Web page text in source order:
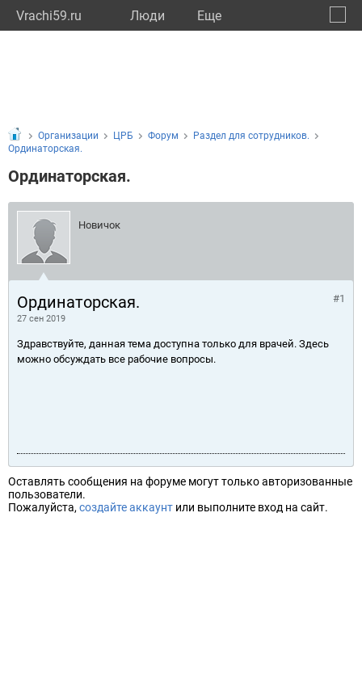
Vrachi59.ru Люди Eще
Организации ЦРБ Форум
Раздел для сотрудников.
Ординаторская.
Ординаторская.
Новичок
Ординаторская.
27 сен 2019
#1
Здравствуйте, данная тема доступна только для врачей. Здесь
можно обсуждать все рабочие вопросы.
Оставлять сообщения на форуме могут только авторизованные
пользователи.
Пожалуйста, создайте аккаунт или выполните вход на сайт.